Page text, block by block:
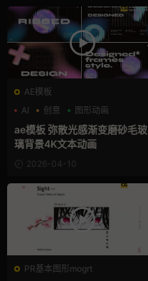
AE模板
AI
创意 图形动画
ae模板 弥散光感渐变磨砂毛玻
璃背景4K文本动画
2026-04-10
PR基本图形mogrt